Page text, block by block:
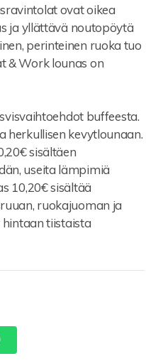
ovat oikea
ja yllättävä noutopöytä
perinteinen ruoka tuo
& Work lounas on
buffeesta.
herkullisen kevytlounaan.
sisältäen
useita lämpimiä
10,20€ sisältää
ruokajuoman ja
hintaan tiistaista